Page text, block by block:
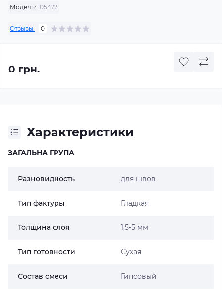
Модель: 105472
Отзывы: 0
0 грн.
Характеристики
ЗАГАЛЬНА ГРУПА
Разновидность для швов
Тип фактуры Гладкая
Толщина слоя 1,5-5 мм
Тип готовности Сухая
Состав смеси Гипсовый